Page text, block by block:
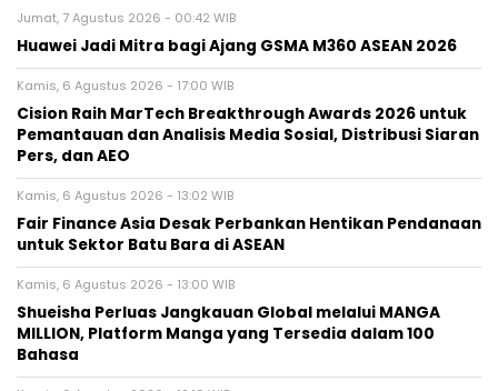
Jumat, 7 Agustus 2026 - 00:42 WIB
Huawei Jadi Mitra bagi Ajang GSMA M360 ASEAN 2026
Kamis, 6 Agustus 2026 - 17:00 WIB
Cision Raih MarTech Breakthrough Awards 2026 untuk
Pemantauan dan Analisis Media Sosial, Distribusi Siaran
Pers, dan AEO
Kamis, 6 Agustus 2026 - 13:02 WIB
Fair Finance Asia Desak Perbankan Hentikan Pendanaan
untuk Sektor Batu Bara di ASEAN
Kamis, 6 Agustus 2026 - 13:00 WIB
Shueisha Perluas Jangkauan Global melalui MANGA
MILLION, Platform Manga yang Tersedia dalam 100
Bahasa